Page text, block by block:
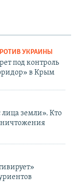
УКРАИНЫ
под контроль
в Крым
лица земли». Кто